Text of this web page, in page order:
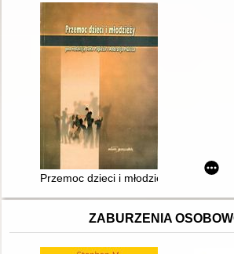
Przemoc dzieci i młodzieży w
ZABURZENIA